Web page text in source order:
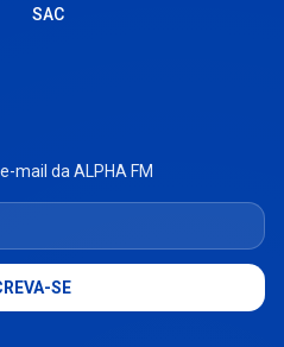
SAC
mail da ALPHA FM
SE